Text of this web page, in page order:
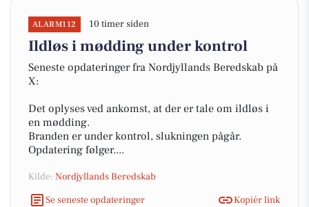
ALARM112 10 timer siden
Ildløs i mødding under kontrol
Seneste opdateringer fra Nordjyllands Beredskab på
X:
Det oplyses ved ankomst, at der er tale om ildløs i
en mødding.
Branden er under kontrol, slukningen pågår.
Opdatering følger....
Kilde: Nordjyllands Beredskab
Se seneste opdateringer
Kopiér link